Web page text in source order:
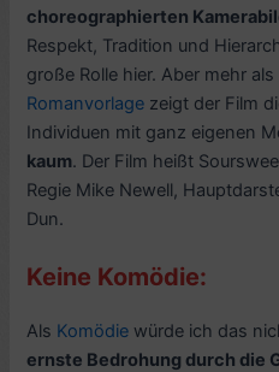
choreographierten
Respekt, Tradition und
große Rolle hier. Aber mehr als
Romanvorlage zeigt der Film
Individuen mit ganz eigenen
kaum. Der Film heißt
Regie Mike Newell,
Dun.
Keine Komödie:
Als Komödie würde ich das
ernste Bedrohung durch die